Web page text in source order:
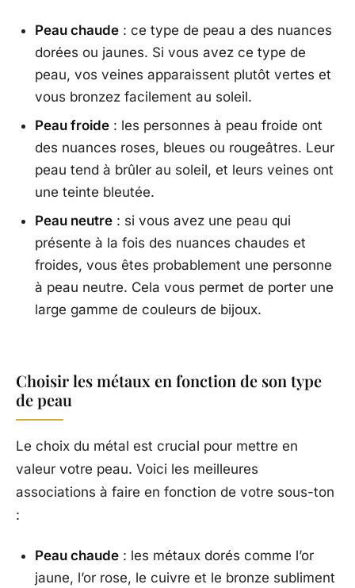
Peau chaude : ce type de peau a des nuances
dorées ou jaunes. Si vous avez ce type de
peau, vos veines apparaissent plutôt vertes et
vous bronzez facilement au soleil.
Peau froide : les personnes à peau froide ont
des nuances roses, bleues ou rougeâtres. Leur
peau tend à brûler au soleil, et leurs veines ont
une teinte bleutée.
Peau neutre : si vous avez une peau qui
présente à la fois des nuances chaudes et
froides, vous êtes probablement une personne
à peau neutre. Cela vous permet de porter une
large gamme de couleurs de bijoux.
Choisir les métaux en fonction de son type
de peau
Le choix du métal est crucial pour mettre en
valeur votre peau. Voici les meilleures
associations à faire en fonction de votre sous-ton
:
Peau chaude : les métaux dorés comme l’or
jaune, l’or rose, le cuivre et le bronze subliment